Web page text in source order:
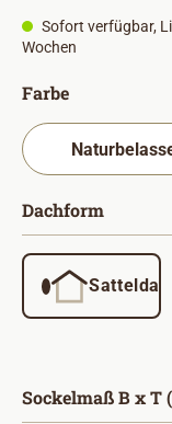
Sofort verfügbar,
Wochen
Farbeauswählen
Dachform
Satteldach
Sockelmaß B x T